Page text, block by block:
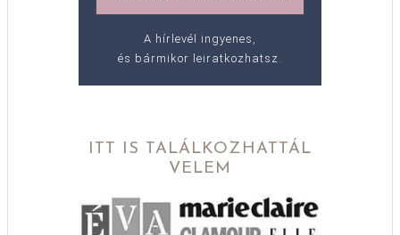
A hírlevél ingyenes,
és bármikor leiratkozhatsz.
ITT IS TALÁLKOZHATTÁL
VELEM